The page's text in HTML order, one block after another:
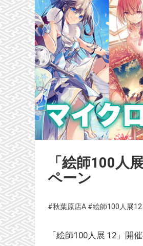
「絵師100人
ペーン
#秋葉原店A #絵師100人展12
「絵師100人展 12」開